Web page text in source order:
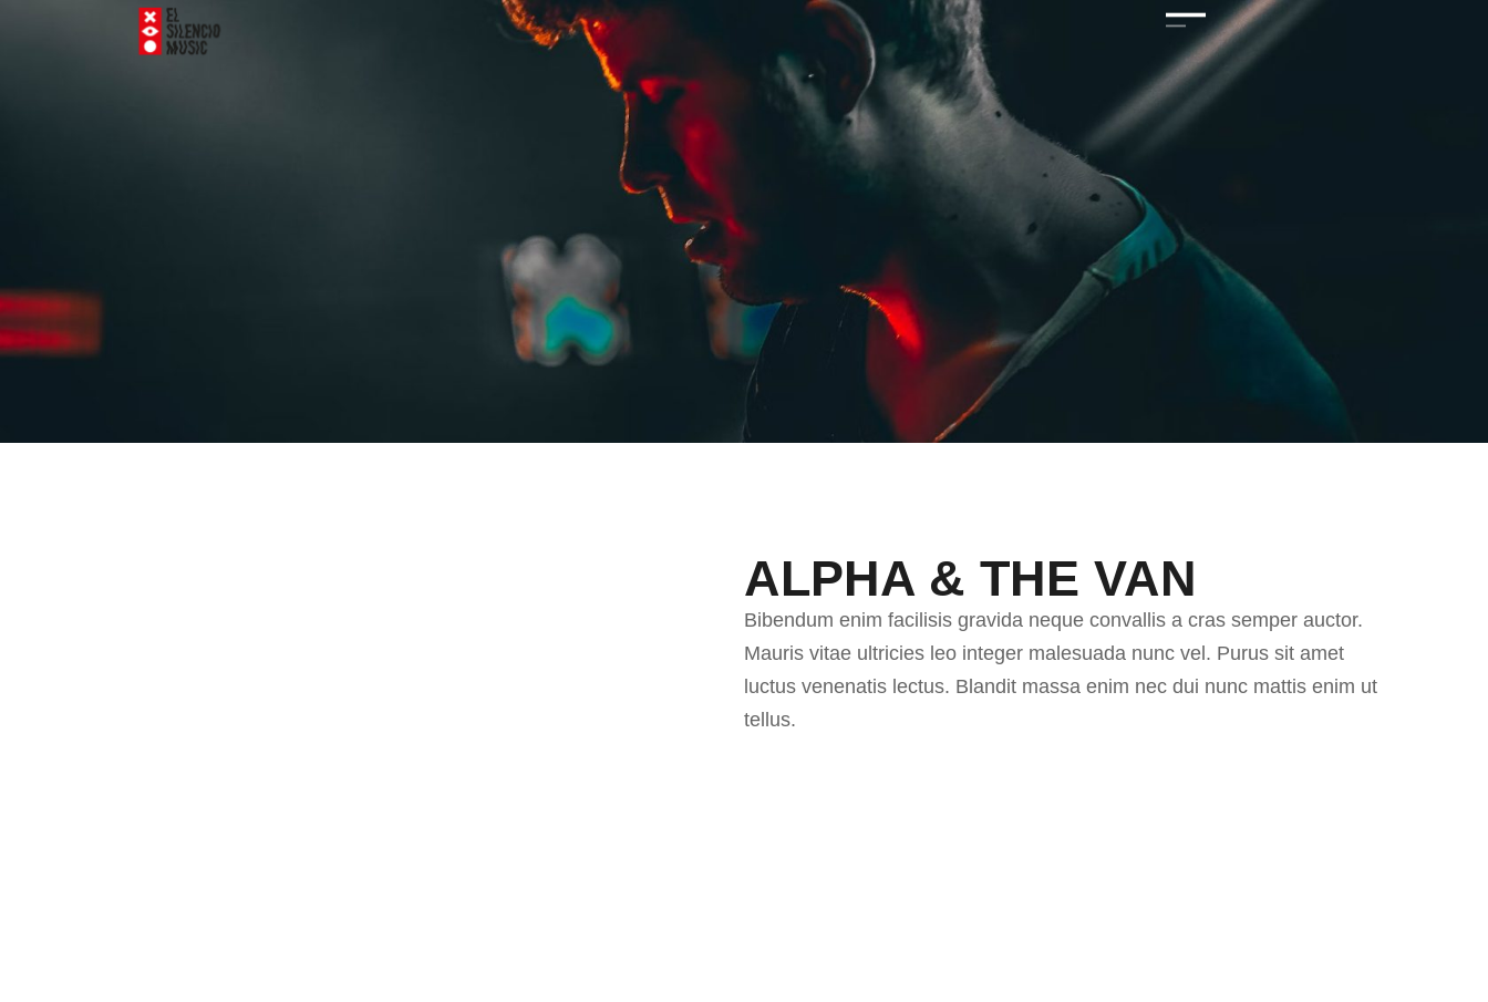
ALPHA & THE VAN
Bibendum enim facilisis gravida neque convallis a cras semper auctor.
Mauris vitae ultricies leo integer malesuada nunc vel. Purus sit amet
luctus venenatis lectus. Blandit massa enim nec dui nunc mattis enim ut
tellus.